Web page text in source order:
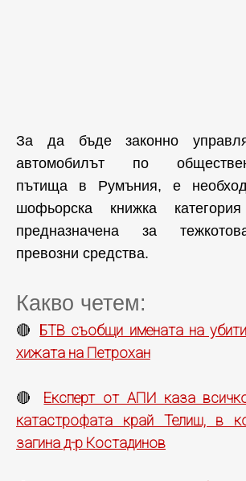
За да бъде законно
автомобилът по
пътища в Румъния, е
шофьорска книжка
предназначена за
превозни средства.
Какво четем:
🔴 БТВ съобщи имената на
хижата на Петрохан
🔴 Експерт от АПИ каза
катастрофата край Телиш, в
загина д-р Костадинов